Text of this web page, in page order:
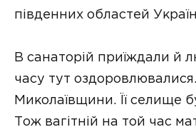
південних областей
В санаторій приїждали й
часу тут
Миколаївщини. Її селище
Тож вагітній на той час